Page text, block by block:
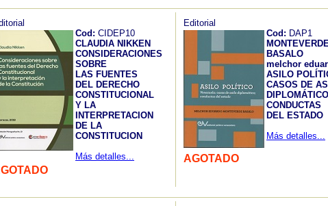
Cod: CIDEP10
CLAUDIA NIKKEN
CONSIDERACIONES
SOBRE
LAS FUENTES
DEL DERECHO
CONSTITUCIONAL
Y LA
INTERPRETACION
DE LA
CONSTITUCION
Más detalles...
Editorial
Cod: DAP1
BASALO
melchor
ASILO
CASOS DE
DIPLOMÁTICO
CONDUCTAS
DEL ESTADO
Más detalles...
AGOTADO